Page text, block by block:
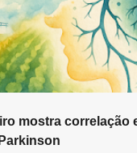
mostra correlação